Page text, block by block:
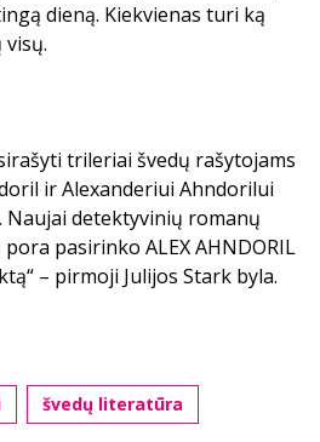
dieną. Kiekvienas turi ką
visų.
trileriai švedų rašytojams
ir Alexanderiui Ahndorilui
Naujai detektyvinių romanų
pasirinko ALEX AHNDORIL
– pirmoji Julijos Stark byla.
švedų literatūra